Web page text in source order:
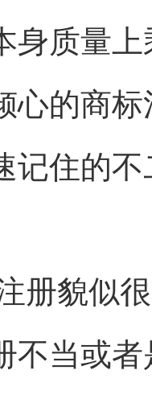
身质量
心的商
记住的
册貌似
不当或